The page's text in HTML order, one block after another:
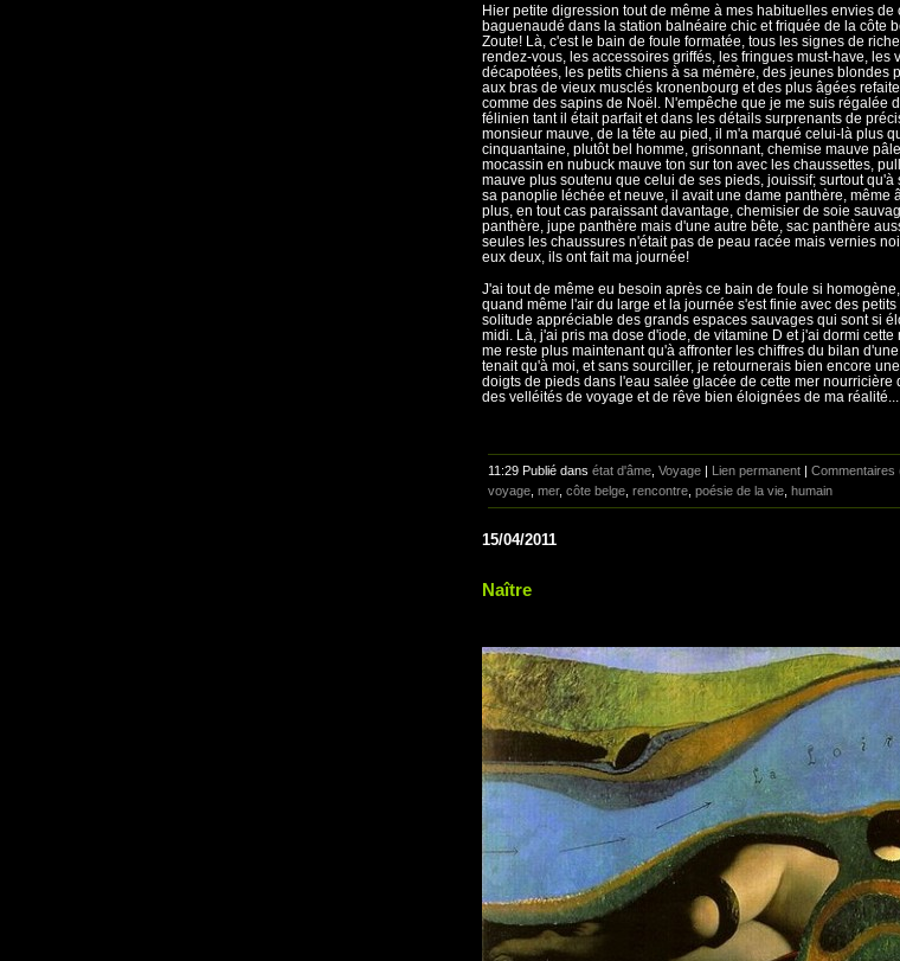
Hier petite digression tout de même à mes habituelles envies de
baguenaudé dans la station balnéaire chic et friquée de la côte
Zoute! Là, c'est le bain de foule formatée, tous les signes de
rendez-vous, les accessoires griffés, les fringues must-have, les
décapotées, les petits chiens à sa mémère, des jeunes blondes
aux bras de vieux musclés kronenbourg et des plus âgées
comme des sapins de Noël. N'empêche que je me suis régalée
félinien tant il était parfait et dans les détails surprenants de
monsieur mauve, de la tête au pied, il m'a marqué celui-là plus
cinquantaine, plutôt bel homme, grisonnant, chemise mauve
mocassin en nubuck mauve ton sur ton avec les chaussettes,
mauve plus soutenu que celui de ses pieds, jouissif; surtout qu'à
sa panoplie léchée et neuve, il avait une dame panthère, même
plus, en tout cas paraissant davantage, chemisier de soie
panthère, jupe panthère mais d'une autre bête, sac panthère
seules les chaussures n'était pas de peau racée mais vernies
eux deux, ils ont fait ma journée!
J'ai tout de même eu besoin après ce bain de foule si
quand même l'air du large et la journée s'est finie avec des
solitude appréciable des grands espaces sauvages qui sont si
midi. Là, j'ai pris ma dose d'iode, de vitamine D et j'ai dormi cette
me reste plus maintenant qu'à affronter les chiffres du bilan
tenait qu'à moi, et sans sourciller, je retournerais bien encore
doigts de pieds dans l'eau salée glacée de cette mer nourricière
des velléités de voyage et de rêve bien éloignées de ma réalité...
11:29 Publié dans état d'âme Voyage | Lien permanent | Commentaires
voyage mer, côte belge rencontre poésie de la vie humain
15/04/2011
Naître